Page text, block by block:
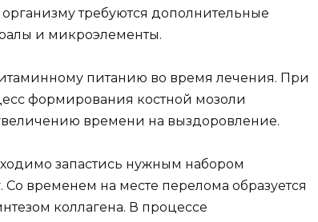
требуются дополнительные
и микроэлементы.
питанию во время лечения. При
формирования костной мозоли
времени на выздоровление.
запастись нужным набором
временем на месте перелома образуется
коллагена. В процессе